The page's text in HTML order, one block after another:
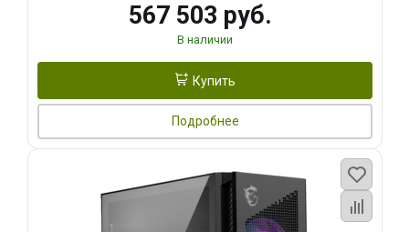
567 503 руб.
В наличии
Купить
Подробнее